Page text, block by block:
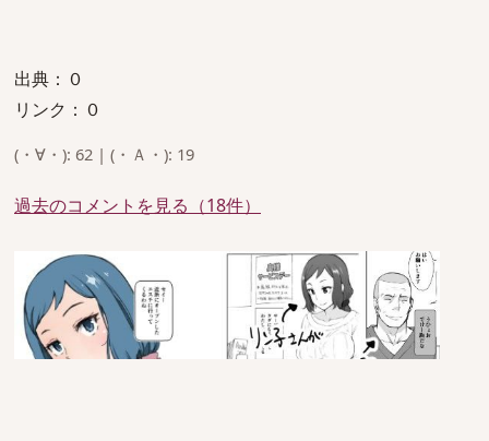
出典：０
リンク：０
(・∀・): 62 | (・Ａ・): 19
過去のコメントを見る（18件）